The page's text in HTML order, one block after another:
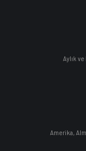
Aylık
Amerika,